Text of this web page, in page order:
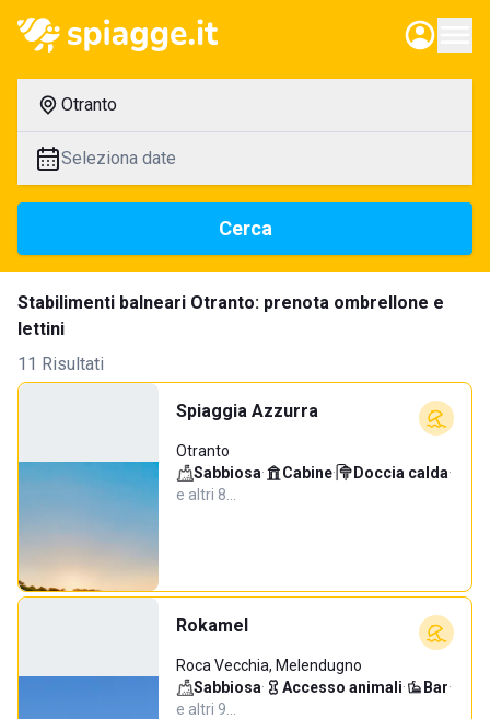
Otranto
Seleziona date
Cerca
Stabilimenti balneari Otranto: prenota ombrellone e
lettini
11 Risultati
Spiaggia Azzurra
Otranto
Sabbiosa· Cabine· Doccia calda·
e altri 8…
Rokamel
Roca Vecchia, Melendugno
Sabbiosa· Accesso animali· Bar·
e altri 9…